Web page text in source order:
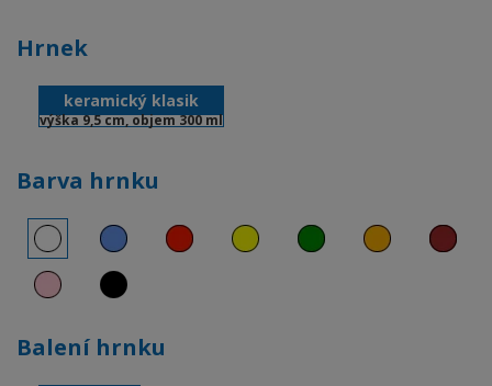
Hrnek
keramický klasik
výška 9,5 cm, objem 300 ml
Barva hrnku
Balení hrnku